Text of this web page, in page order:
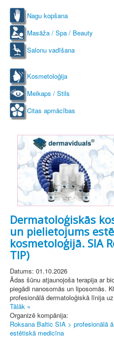
Nagu kopšana
Masāža / Spa / Beauty
Salonu vadīšana
Kosmetoloģija
Meikaps / Stils
Citas apmācības
Dermatoloģiskās
un pielietojums
kosmetoloģijā. SIA
TIP)
Datums: 01.10.2026
Ādas šūnu atjaunojoša terapija ar
piegādi nanosomās un liposomās.
profesionālā dermatoloģiskā līnija
Tālāk »
Organizē kompānija:
Roksana Baltic SIA > profesionālā
estētiskā medicīna